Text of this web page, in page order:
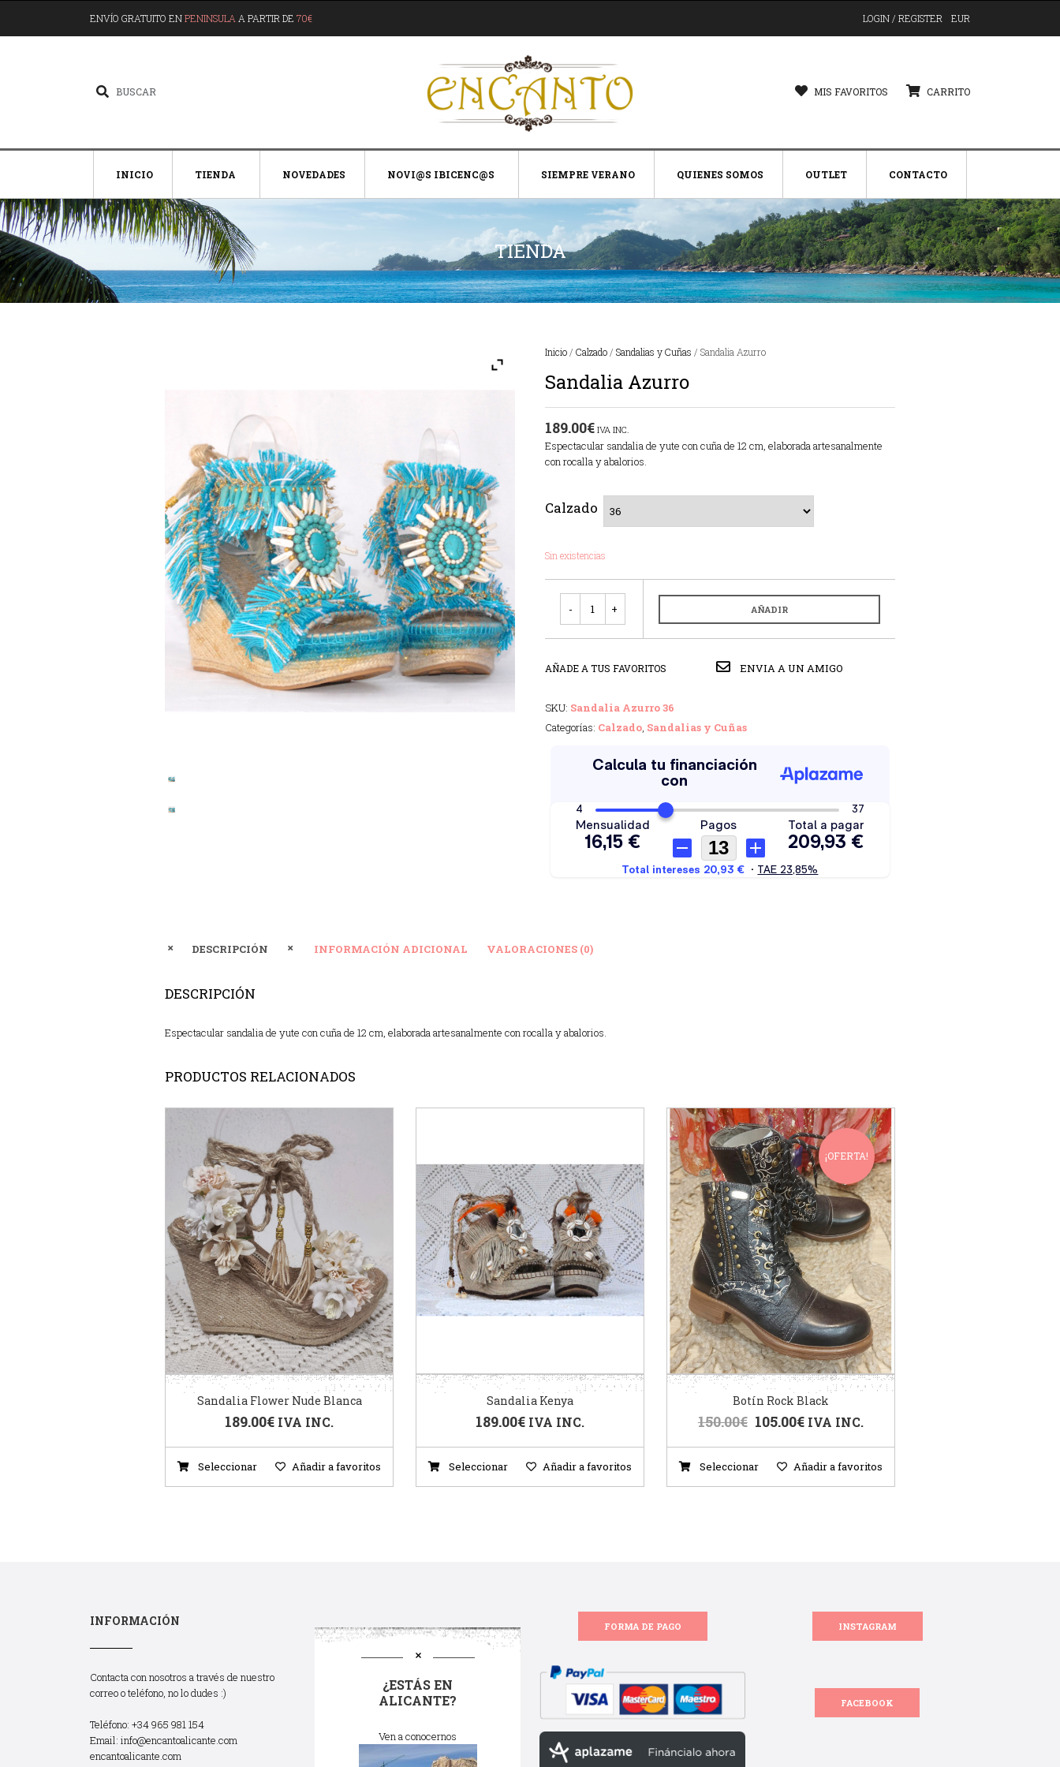
ENVÍO GRATUITO ENPENINSULA A PARTIR DE 70€ LOGIN / REGISTER EUR
MIS FAVORITOS CARRITO
INICIO TIENDA NOVEDADES NOVI@S IBICENC@S SIEMPRE VERANO QUIENES SOMOS OUTLET CONTACTO
TIENDA
Inicio/ Calzado/ Sandalias y Cuñas / Sandalia Azurro
Sandalia Azurro
189.00€ IVA INC.
Espectacular sandalia de yute con cuña de 12 cm, elaborada artesanalmente
con rocalla y abalorios.
Calzado
Sin existencias
AÑADIR
AÑADE A TUS FAVORITOS ENVIA A UN AMIGO
SKU: Sandalia Azurro 36
Categorías: Calzado, Sandalias y Cuñas
DESCRIPCIÓN INFORMACIÓN ADICIONAL VALORACIONES (0)
DESCRIPCIÓN
Espectacular sandalia de yute con cuña de 12 cm, elaborada artesanalmente con rocalla y abalorios.
PRODUCTOS RELACIONADOS
Sandalia Flower Nude Blanca
189.00€ IVA INC.
Seleccionar Añadir a favoritos
Sandalia Kenya
189.00€ IVA INC.
Seleccionar Añadir a favoritos
¡OFERTA!
Botín Rock Black
150.00€ 105.00€ IVA INC.
Seleccionar Añadir a favoritos
INFORMACIÓN
Contacta con nosotros a través de nuestro
correo o teléfono, no lo dudes :)
Teléfono: +34 965 981 154
Email: info@encantoalicante.com
encantoalicante.com
¿ESTÁS EN
ALICANTE?
Ven a conocernos
FORMA DE PAGO INSTAGRAM
FACEBOOK